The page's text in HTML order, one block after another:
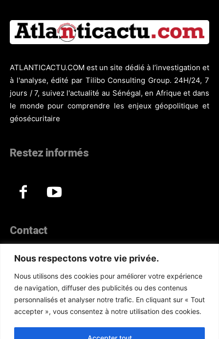
Nous respectons votre vie privée.
Nous utilisons des cookies pour améliorer votre expérience
de navigation, diffuser des publicités ou des contenus
personnalisés et analyser notre trafic. En cliquant sur « Tout
accepter », vous consentez à notre utilisation des cookies.
ATLANTICACTU.COM est un site dédié à l’investigation et
à l'analyse, édité par Tilibo Consulting Group. 24H/24, 7
jours / 7, suivez l'actualité au Sénégal, en Afrique et dans
le monde pour comprendre les enjeux géopolitique et
géosécuritaire
Restez informés
Contact
Téléphone :(+221) 70 330 86 87‬
WhatsApp : (+33) 6 52 17 85 46
E-mail : redaction@atlanticactu.com
E-mail : commercial@atlanticactu.com
Nous écrire Qui sommes-nous ?